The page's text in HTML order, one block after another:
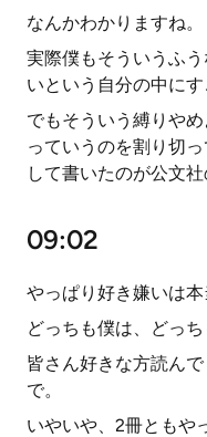
なんかわかりますね。
実際僕もそういうふ
いという自分の中にす
でもそういう縛りや
っていうのを割り切
して書いたのが公文社
09:02
やっぱり好き嫌いは本
どっちも僕は、どっ
皆さん好きな方読ん
で。
いやいや、2冊ともや